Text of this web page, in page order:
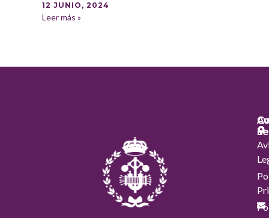
12 JUNIO, 2024
Leer más »